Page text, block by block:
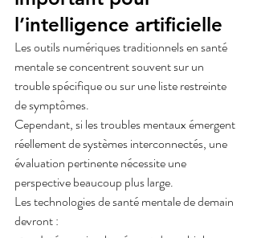
l’intelligence artificielle
Les outils numériques traditionnels en santé
mentale se concentrent souvent sur un
trouble spécifique ou sur une liste restreinte
de symptômes.
Cependant, si les troubles mentaux émergent
réellement de systèmes interconnectés, une
évaluation pertinente nécessite une
perspective beaucoup plus large.
Les technologies de santé mentale de demain
devront :